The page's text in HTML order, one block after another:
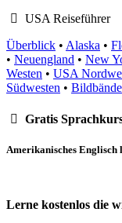
USA Reiseführer
Überblick • Alaska •
• Neuengland • New
Westen • USA
Südwesten • Bildbände
Gratis
Amerikanisches Englisch
Lerne kostenlos die